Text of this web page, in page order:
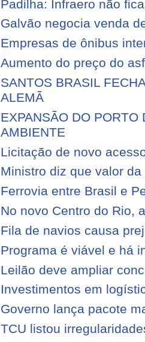
Padilha: Infraero não
Galvão negocia venda
Empresas de ônibus
Aumento do preço do
SANTOS BRASIL
ALEMÃ
EXPANSÃO DO PORTO
AMBIENTE
Licitação de novo
Ministro diz que valor
Ferrovia entre Brasil e
No novo Centro do Rio,
Fila de navios causa
Programa é viável e há
Leilão deve ampliar
Investimentos em
Governo lança pacote
TCU listou